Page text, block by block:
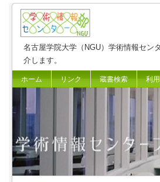
名古屋学院大学（NGU）学術情報セン
介します。
ホーム リンク 蔵書検索 利